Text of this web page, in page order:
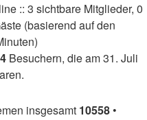
:: 3 sichtbare Mitglieder, 0
(basierend auf den
Besuchern, die am 31. Juli
insgesamt 10558 •